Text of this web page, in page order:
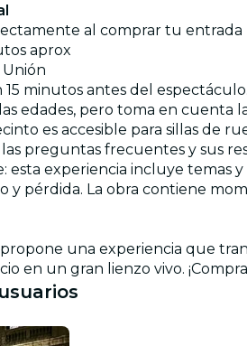
al comprar tu entrada
aprox
Unión
15 minutos antes del espectáculo.
las edades, pero toma en
es accesible para sillas de
las preguntas frecuentes y sus
esta experiencia incluye temas
y pérdida. La obra contiene
propone una experiencia que
en un gran lienzo vivo.